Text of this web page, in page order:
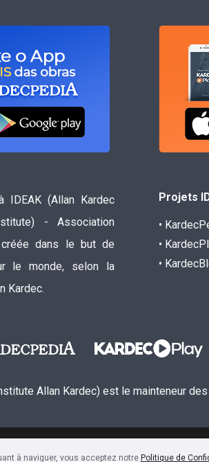
IDEAK (Allan Kardec
- Association
dans le but de
le monde, selon la
Kardec.
Projets
•
•
•
Allan Kardec) est le mainteneur
à naviguer, vous acceptez notre Politique de